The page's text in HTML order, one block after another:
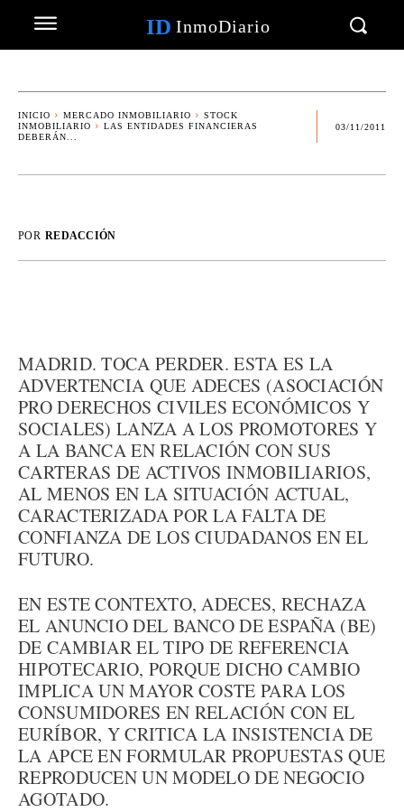
ID InmoDiario
INICIO MERCADO INMOBILIARIO
STOCK
INMOBILIARIO
LAS ENTIDADES FINANCIERAS
DEBERÁN...
03/11/2011
POR REDACCIÓN
MADRID. TOCA PERDER. ESTA ES LA
ADVERTENCIA QUE ADECES (ASOCIACIÓN
PRO DERECHOS CIVILES ECONÓMICOS Y
SOCIALES) LANZA A LOS PROMOTORES Y
A LA BANCA EN RELACIÓN CON SUS
CARTERAS DE ACTIVOS INMOBILIARIOS,
AL MENOS EN LA SITUACIÓN ACTUAL,
CARACTERIZADA POR LA FALTA DE
CONFIANZA DE LOS CIUDADANOS EN EL
FUTURO.
EN ESTE CONTEXTO, ADECES, RECHAZA
EL ANUNCIO DEL BANCO DE ESPAÑA (BE)
DE CAMBIAR EL TIPO DE REFERENCIA
HIPOTECARIO, PORQUE DICHO CAMBIO
IMPLICA UN MAYOR COSTE PARA LOS
CONSUMIDORES EN RELACIÓN CON EL
EURÍBOR, Y CRITICA LA INSISTENCIA DE
LA APCE EN FORMULAR PROPUESTAS QUE
REPRODUCEN UN MODELO DE NEGOCIO
AGOTADO.